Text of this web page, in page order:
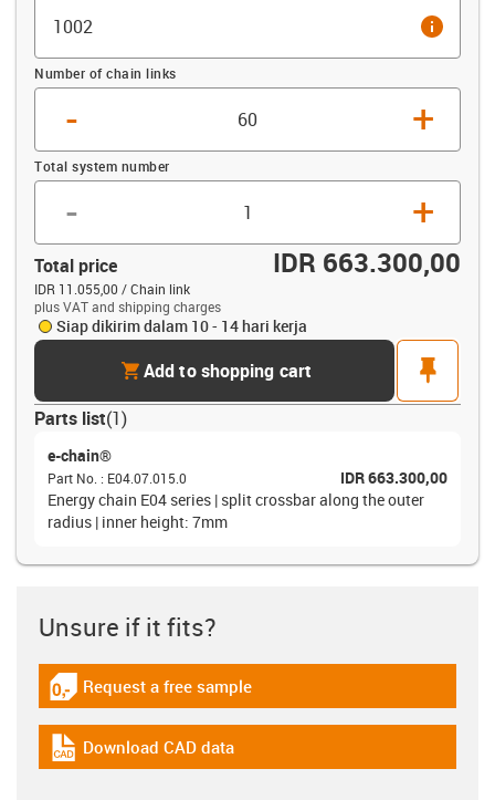
info
Number of chain links
- +
Total system number
- +
Total price IDR 663.300,00
IDR 11.055,00 / Chain link
plus VAT and shipping charges
Siap dikirim dalam 10 - 14 hari kerja
cartAdd to shopping cart
pin
Parts list(1)
e-chain®
Part No. : E04.07.015.0
IDR 663.300,00
Energy chain E04 series | split crossbar along the outer
radius | inner height: 7mm
Unsure if it fits?
igus-icon-gratismuster
Request a free sample
igus-icon-cad-dateien
Download CAD data